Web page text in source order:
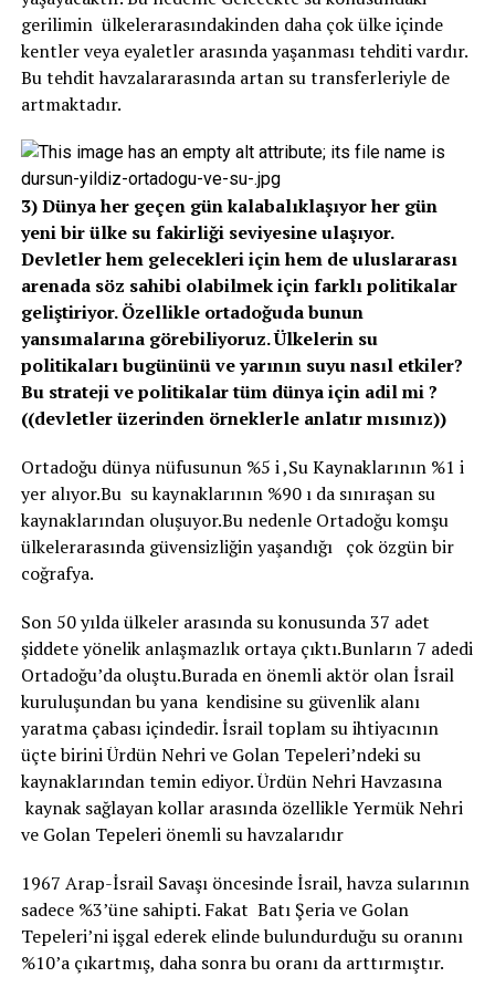
gerilimin ülkelerarasındakinden daha çok ülke içinde
kentler veya eyaletler arasında yaşanması tehditi vardır.
Bu tehdit havzalararasında artan su transferleriyle de
artmaktadır.
3) Dünya her geçen gün kalabalıklaşıyor her gün
yeni bir ülke su fakirliği seviyesine ulaşıyor.
Devletler hem gelecekleri için hem de uluslararası
arenada söz sahibi olabilmek için farklı politikalar
geliştiriyor. Özellikle ortadoğuda bunun
yansımalarına görebiliyoruz. Ülkelerin su
politikaları bugününü ve yarının suyu nasıl etkiler?
Bu strateji ve politikalar tüm dünya için adil mi ?
((devletler üzerinden örneklerle anlatır mısınız))
Ortadoğu dünya nüfusunun %5 i ,Su Kaynaklarının %1 i
yer alıyor.Bu su kaynaklarının %90 ı da sınıraşan su
kaynaklarından oluşuyor.Bu nedenle Ortadoğu komşu
ülkelerarasında güvensizliğin yaşandığı çok özgün bir
coğrafya.
Son 50 yılda ülkeler arasında su konusunda 37 adet
şiddete yönelik anlaşmazlık ortaya çıktı.Bunların 7 adedi
Ortadoğu’da oluştu.Burada en önemli aktör olan İsrail
kuruluşundan bu yana kendisine su güvenlik alanı
yaratma çabası içindedir. İsrail toplam su ihtiyacının
üçte birini Ürdün Nehri ve Golan Tepeleri’ndeki su
kaynaklarından temin ediyor. Ürdün Nehri Havzasına
kaynak sağlayan kollar arasında özellikle Yermük Nehri
ve Golan Tepeleri önemli su havzalarıdır
1967 Arap-İsrail Savaşı öncesinde İsrail, havza sularının
sadece %3’üne sahipti. Fakat Batı Şeria ve Golan
Tepeleri’ni işgal ederek elinde bulundurduğu su oranını
%10’a çıkartmış, daha sonra bu oranı da arttırmıştır.